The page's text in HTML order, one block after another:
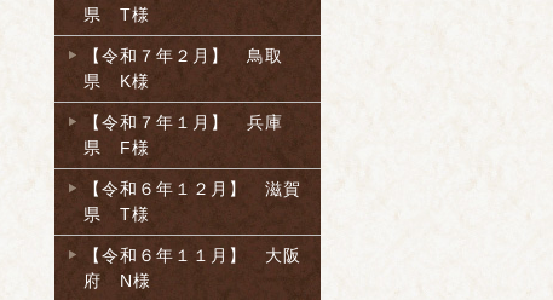
県 T様
【令和７年２月】 鳥取
県 K様
【令和７年１月】 兵庫
県 F様
【令和６年１２月】 滋賀
県 T様
【令和６年１１月】 大阪
府 N様